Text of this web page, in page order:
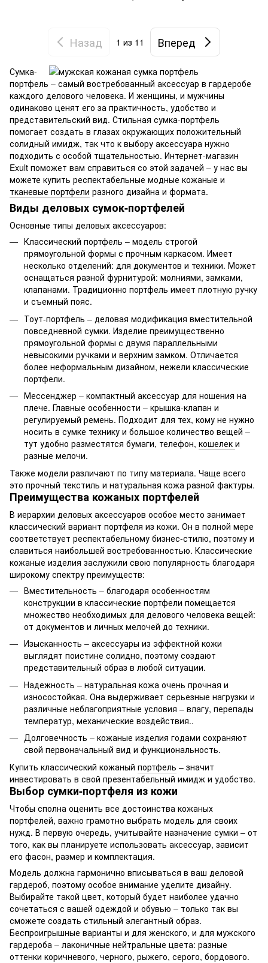
Назад 1 из 11 Вперед
Сумка-
портфель – самый востребованный аксессуар в гардеробе
каждого делового человека. И женщины, и мужчины
одинаково ценят его за практичность, удобство и
представительский вид. Стильная сумка-портфель
помогает создать в глазах окружающих положительный
солидный имидж, так что к выбору аксессуара нужно
подходить с особой тщательностью. Интернет-магазин
Exult поможет вам справиться со этой задачей – у нас вы
можете купить респектабельные модные кожаные и
тканевые портфели разного дизайна и формата.
Виды деловых сумок-портфелей
Основные типы деловых аксессуаров:
Классический портфель – модель строгой
прямоугольной формы с прочным каркасом. Имеет
несколько отделений: для документов и техники. Может
оснащаться разной фурнитурой: молниями, замками,
клапанами. Традиционно портфель имеет плотную ручку
и съемный пояс.
Тоут-портфель – деловая модификация вместительной
повседневной сумки. Изделие преимущественно
прямоугольной формы с двумя параллельными
невысокими ручками и верхним замком. Отличается
более неформальным дизайном, нежели классические
портфели.
Мессенджер – компактный аксессуар для ношения на
плече. Главные особенности – крышка-клапан и
регулируемый ремень. Подходит для тех, кому не нужно
носить в сумке технику и большое количество вещей –
тут удобно разместятся бумаги, телефон, кошелек и
разные мелочи.
Также модели различают по типу материала. Чаще всего
это прочный текстиль и натуральная кожа разной фактуры.
Преимущества кожаных портфелей
В иерархии деловых аксессуаров особое место занимает
классический вариант портфеля из кожи. Он в полной мере
соответствует респектабельному бизнес-стилю, поэтому и
славиться наибольшей востребованностью. Классические
кожаные изделия заслужили свою популярность благодаря
широкому спектру преимуществ:
Вместительность – благодаря особенностям
конструкции в классические портфели помещается
множество необходимых для делового человека вещей:
от документов и личных мелочей до техники.
Изысканность – аксессуары из эффектной кожи
выглядят поистине солидно, поэтому создают
представительный образ в любой ситуации.
Надежность – натуральная кожа очень прочная и
износостойкая. Она выдерживает серьезные нагрузки и
различные неблагоприятные условия – влагу, перепады
температур, механические воздействия..
Долговечность – кожаные изделия годами сохраняют
свой первоначальный вид и функциональность.
Купить классический кожаный портфель – значит
инвестировать в свой презентабельный имидж и удобство.
Выбор сумки-портфеля из кожи
Чтобы сполна оценить все достоинства кожаных
портфелей, важно грамотно выбрать модель для своих
нужд. В первую очередь, учитывайте назначение сумки – от
того, как вы планируете использовать аксессуар, зависит
его фасон, размер и комплектация.
Модель должна гармонично вписываться в ваш деловой
гардероб, поэтому особое внимание уделите дизайну.
Выбирайте такой цвет, который будет наиболее удачно
сочетаться с вашей одеждой и обувью – только так вы
сможете создать стильный элегантный образ.
Беспроигрышные варианты и для женского, и для мужского
гардероба – лаконичные нейтральные цвета: разные
оттенки коричневого, черного, рыжего, серого, бордового.